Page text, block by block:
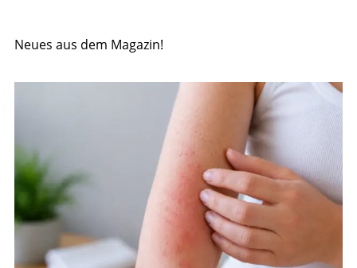
Neues aus dem Magazin!